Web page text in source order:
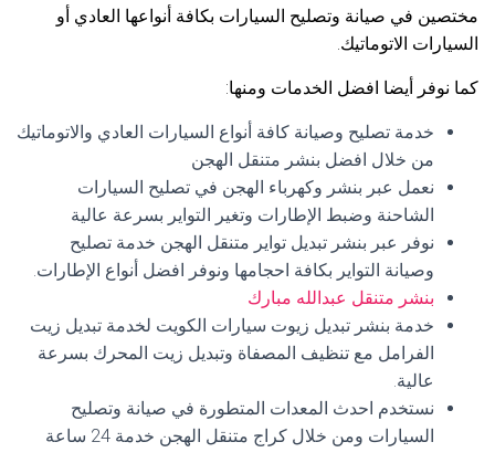
مختصين في صيانة وتصليح السيارات بكافة أنواعها العادي أو
السيارات الاتوماتيك.
كما نوفر أيضا افضل الخدمات ومنها:
خدمة تصليح وصيانة كافة أنواع السيارات العادي والاتوماتيك
من خلال افضل بنشر متنقل الهجن
نعمل عبر بنشر وكهرباء الهجن في تصليح السيارات
الشاحنة وضبط الإطارات وتغير التواير بسرعة عالية
نوفر عبر بنشر تبديل تواير متنقل الهجن خدمة تصليح
وصيانة التواير بكافة احجامها ونوفر افضل أنواع الإطارات.
بنشر متنقل عبدالله مبارك
خدمة بنشر تبديل زيوت سيارات الكويت لخدمة تبديل زيت
الفرامل مع تنظيف المصفاة وتبديل زيت المحرك بسرعة
عالية.
نستخدم احدث المعدات المتطورة في صيانة وتصليح
السيارات ومن خلال كراج متنقل الهجن خدمة 24 ساعة